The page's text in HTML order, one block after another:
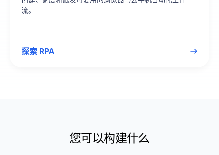
流。
探索 RPA
您可以构建什么